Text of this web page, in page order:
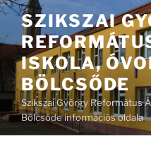
Tartalomhoz
SZIKSZAI
ISKOLA,
BÖLCSŐDE
Szikszai György Református
Bölcsőde információs oldala